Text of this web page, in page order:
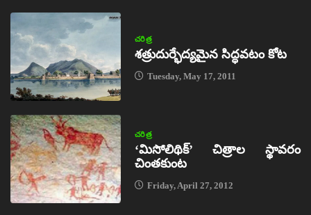
చరిత్ర
శత్రుదుర్భేద్యమైన సిద్ధవటం కోట
Tuesday, May 17, 2011
చరిత్ర
‘మిసోలిథిక్‌’ చిత్రాల స్థావరం
చింతకుంట
Friday, April 27, 2012